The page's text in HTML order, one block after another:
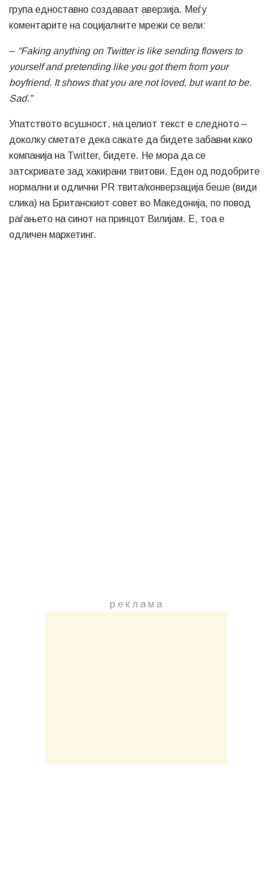
група едноставно создаваат аверзија. Меѓу
коментарите на социјалните мрежи се вели:
– “Faking anything on Twitter is like sending flowers to
yourself and pretending like you got them from your
boyfriend. It shows that you are not loved, but want to be.
Sad.”
Упатството всушност, на целиот текст е следното –
доколку сметате дека сакате да бидете забавни како
компанија на Twitter, бидете. Не мора да се
затскривате зад хакирани твитови. Еден од подобрите
нормални и одлични PR твита/конверзација беше (види
слика) на Британскиот совет во Македонија, по повод
раѓањето на синот на принцот Вилијам. Е, тоа е
одличен маркетинг.